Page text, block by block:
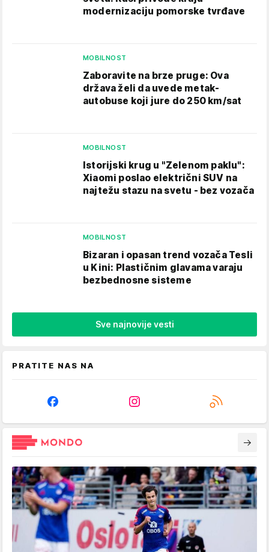
modernizaciju pomorske tvrđave
MOBILNOST
Zaboravite na brze pruge: Ova
država želi da uvede metak-
autobuse koji jure do 250 km/sat
MOBILNOST
Istorijski krug u "Zelenom paklu":
Xiaomi poslao električni SUV na
najtežu stazu na svetu - bez vozača
MOBILNOST
Bizaran i opasan trend vozača Tesli
u Kini: Plastičnim glavama varaju
bezbednosne sisteme
Sve najnovije vesti
PRATITE NAS NA